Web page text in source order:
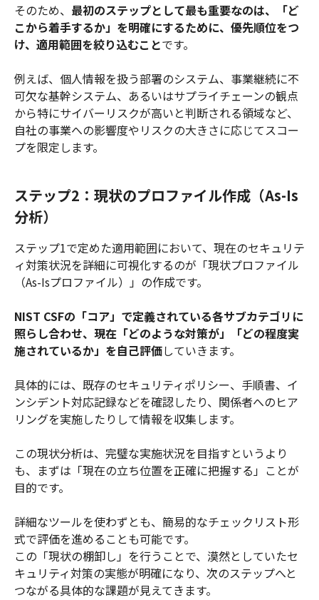
そのため、 最初のステップとして最も重要なのは、「ど
こから着手するか」を明確にするために、優先順位をつ
け、適用範囲を絞り込むことです。
例えば、個人情報を扱う部署のシステム、事業継続に不
可欠な基幹システム、あるいはサプライチェーンの観点
から特にサイバーリスクが高いと判断される領域など、
自社の事業への影響度やリスクの大きさに応じてスコー
プを限定します。
ステップ2：現状のプロファイル作成（As-Is
分析）
ステップ1で定めた適用範囲において、現在のセキュリテ
ィ対策状況を詳細に可視化するのが「現状プロファイル
（As-Isプロファイル）」の作成です。
NIST CSFの「コア」で定義されている各サブカテゴリに
照らし合わせ、現在「どのような対策が」「どの程度実
施されているか」を自己評価していきます。
具体的には、既存のセキュリティポリシー、手順書、イ
ンシデント対応記録などを確認したり、関係者へのヒア
リングを実施したりして情報を収集します。
この現状分析は、完璧な実施状況を目指すというより
も、まずは「現在の立ち位置を正確に把握する」ことが
目的です。
詳細なツールを使わずとも、簡易的なチェックリスト形
式で評価を進めることも可能です。
この「現状の棚卸し」を行うことで、漠然としていたセ
キュリティ対策の実態が明確になり、次のステップへと
つながる具体的な課題が見えてきます。